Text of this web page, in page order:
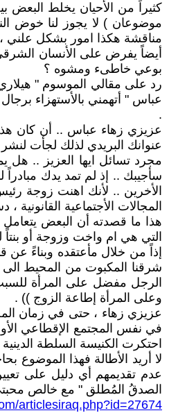
كثيراً من الأحيان يخلط البعض
موضوعان ) لا يجوز لنا خوض
مناقشة هكذا امور بشكل علني ،
أيضاً يفرض على الأنسان
بوعي خاطىء ومشوه ؟
عباس " أتهمني بالأستهزاء
.
عزيزي زهاء عباس .. أن كان هذا
عنوانك البريدي لذلك لجأت
مجرد تسائل ايها العزيز .. هل
سأجيبك .. إذ لم تمد يدك مبادراً
الأخرين .. لأنك اهنت زوجة
المجالات الأجتماعية
هذا ما قصدته أن البعض يتعامل
التي هي ام واخت وزوجة أو
إذاً من خلال مأعتقده وبناءً
شرقنا المكبوت من المحيط الى
الرجل مفضل على المرأة
وعلى المرأة إطاعة الزوج )) .
عزيزي زهاء ، حتى في زمان
في نفس المجتمع الإقطاعي
احتكرت الكنيسة السلطة
لا أريد الأطالة فهذا الموضوع
عدم تقديمهم أي دليل على
الصدقُ المُطلق " مع خالص
articlesiraq.php?id=27674